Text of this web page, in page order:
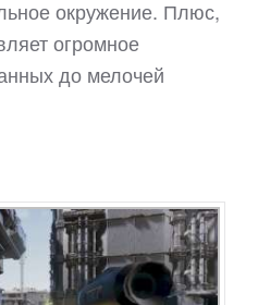
окружение. Плюс,
огромное
до мелочей